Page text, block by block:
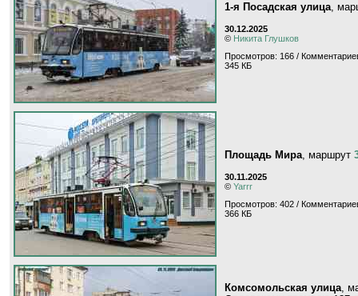
1-я Посадская улица,
30.12.2025
© Никита Глушков
Просмотров: 166 /
345 КБ
Площадь Мира, маршрут
30.11.2025
© Yarrr
Просмотров: 402 /
366 КБ
Комсомольская улица,